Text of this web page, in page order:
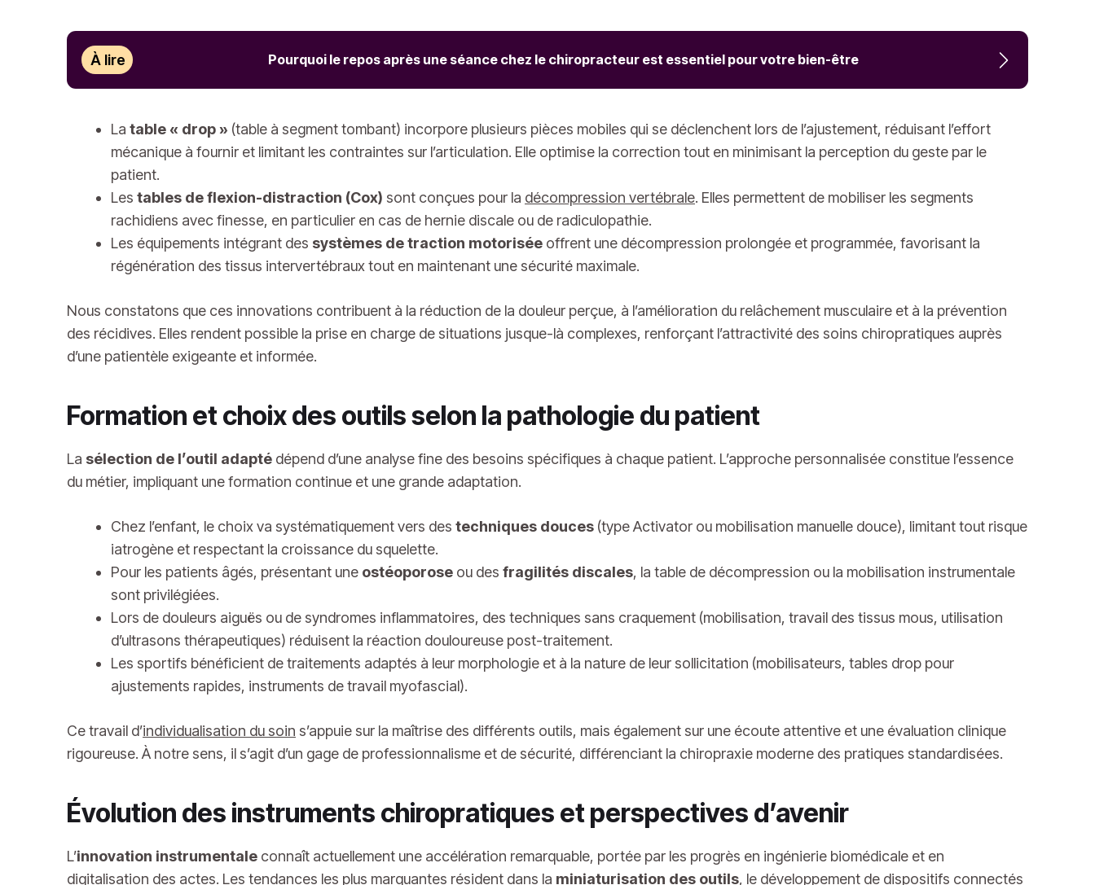
À lire Pourquoi le repos après une séance chez le chiropracteur est essentiel pour votre bien-être
La table « drop » (table à segment tombant) incorpore plusieurs pièces mobiles qui se déclenchent lors de l’ajustement, réduisant l’effort
mécanique à fournir et limitant les contraintes sur l’articulation. Elle optimise la correction tout en minimisant la perception du geste par le
patient.
Les tables de flexion-distraction (Cox) sont conçues pour la décompression vertébrale. Elles permettent de mobiliser les segments
rachidiens avec finesse, en particulier en cas de hernie discale ou de radiculopathie.
Les équipements intégrant des systèmes de traction motorisée offrent une décompression prolongée et programmée, favorisant la
régénération des tissus intervertébraux tout en maintenant une sécurité maximale.
Nous constatons que ces innovations contribuent à la réduction de la douleur perçue, à l’amélioration du relâchement musculaire et à la prévention
des récidives. Elles rendent possible la prise en charge de situations jusque-là complexes, renforçant l’attractivité des soins chiropratiques auprès
d’une patientèle exigeante et informée.
Formation et choix des outils selon la pathologie du patient
La sélection de l’outil adapté dépend d’une analyse fine des besoins spécifiques à chaque patient. L’approche personnalisée constitue l’essence
du métier, impliquant une formation continue et une grande adaptation.
Chez l’enfant, le choix va systématiquement vers des techniques douces (type Activator ou mobilisation manuelle douce), limitant tout risque
iatrogène et respectant la croissance du squelette.
Pour les patients âgés, présentant une ostéoporose ou des fragilités discales, la table de décompression ou la mobilisation instrumentale
sont privilégiées.
Lors de douleurs aiguës ou de syndromes inflammatoires, des techniques sans craquement (mobilisation, travail des tissus mous, utilisation
d’ultrasons thérapeutiques) réduisent la réaction douloureuse post-traitement.
Les sportifs bénéficient de traitements adaptés à leur morphologie et à la nature de leur sollicitation (mobilisateurs, tables drop pour
ajustements rapides, instruments de travail myofascial).
Ce travail d’individualisation du soin s’appuie sur la maîtrise des différents outils, mais également sur une écoute attentive et une évaluation clinique
rigoureuse. À notre sens, il s’agit d’un gage de professionnalisme et de sécurité, différenciant la chiropraxie moderne des pratiques standardisées.
Évolution des instruments chiropratiques et perspectives d’avenir
L’innovation instrumentale connaît actuellement une accélération remarquable, portée par les progrès en ingénierie biomédicale et en
digitalisation des actes. Les tendances les plus marquantes résident dans la miniaturisation des outils, le développement de dispositifs connectés